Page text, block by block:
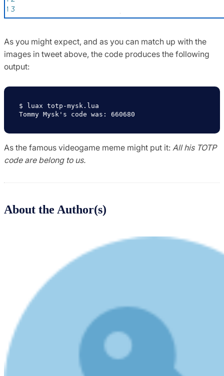
As you might expect, and as you can match up with the
images in tweet above, the code produces the following
output:
$ luax totp-mysk.lua
As the famous videogame meme might put it: All his TOTP
code are belong to us.
About the Author(s)